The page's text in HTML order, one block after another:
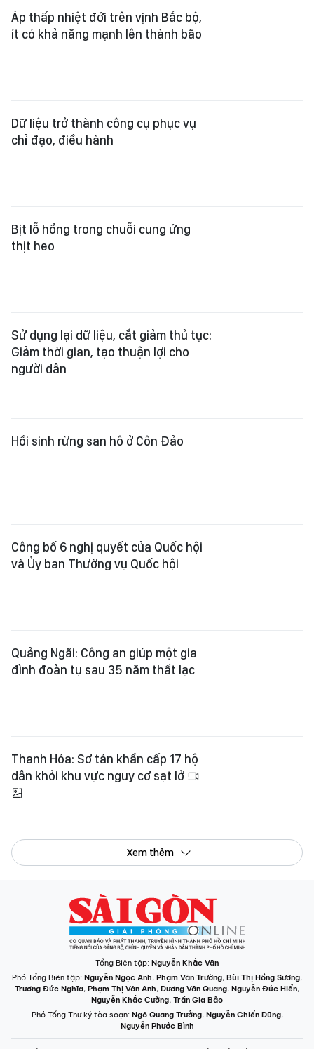
Áp thấp nhiệt đới trên vịnh Bắc bộ,
ít có khả năng mạnh lên thành bão
Dữ liệu trở thành công cụ phục vụ
chỉ đạo, điều hành
Bịt lỗ hổng trong chuỗi cung ứng
thịt heo
Sử dụng lại dữ liệu, cắt giảm thủ tục:
Giảm thời gian, tạo thuận lợi cho
người dân
Hồi sinh rừng san hô ở Côn Đảo
Công bố 6 nghị quyết của Quốc hội
và Ủy ban Thường vụ Quốc hội
Quảng Ngãi: Công an giúp một gia
đình đoàn tụ sau 35 năm thất lạc
Thanh Hóa: Sơ tán khẩn cấp 17 hộ
dân khỏi khu vực nguy cơ sạt lở
Xem thêm
Tổng Biên tập: Nguyễn Khắc Văn
Phó Tổng Biên tập: Nguyễn Ngọc Anh, Phạm Văn Trường, Bùi Thị Hồng Sương,
Trương Đức Nghĩa, Phạm Thị Vân Anh, Dương Văn Quang, Nguyễn Đức Hiển,
Nguyễn Khắc Cường, Trần Gia Bảo
Phó Tổng Thư ký tòa soạn: Ngô Quang Trưởng, Nguyễn Chiến Dũng,
Nguyễn Phước Bình